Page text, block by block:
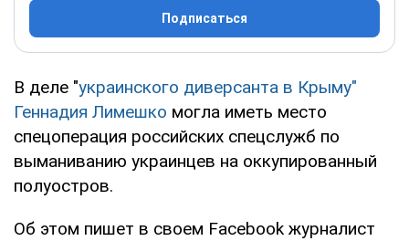
Подписаться
В деле "украинского диверсанта в Крыму"
Геннадия Лимешко могла иметь место
спецоперация российских спецслужб по
выманиванию украинцев на оккупированный
полуостров.
Об этом пишет в своем Facebook журналист